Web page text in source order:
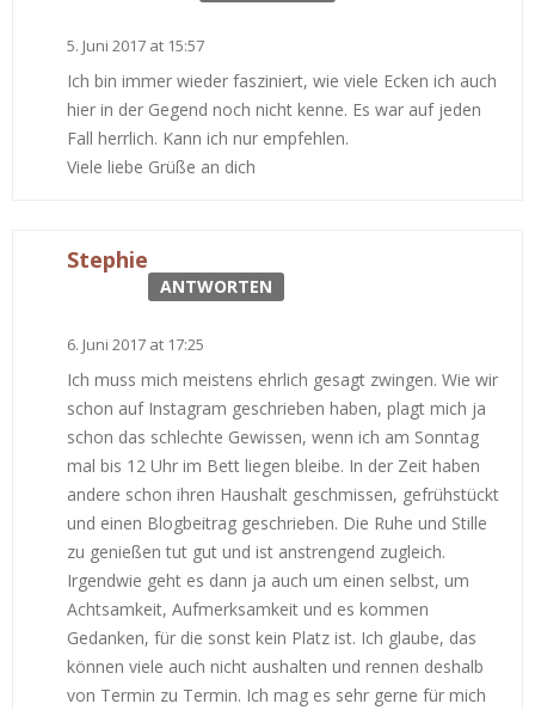
5. Juni 2017 at 15:57
Ich bin immer wieder fasziniert, wie viele Ecken ich auch
hier in der Gegend noch nicht kenne. Es war auf jeden
Fall herrlich. Kann ich nur empfehlen.
Viele liebe Grüße an dich
Stephie
ANTWORTEN
6. Juni 2017 at 17:25
Ich muss mich meistens ehrlich gesagt zwingen. Wie wir
schon auf Instagram geschrieben haben, plagt mich ja
schon das schlechte Gewissen, wenn ich am Sonntag
mal bis 12 Uhr im Bett liegen bleibe. In der Zeit haben
andere schon ihren Haushalt geschmissen, gefrühstückt
und einen Blogbeitrag geschrieben. Die Ruhe und Stille
zu genießen tut gut und ist anstrengend zugleich.
Irgendwie geht es dann ja auch um einen selbst, um
Achtsamkeit, Aufmerksamkeit und es kommen
Gedanken, für die sonst kein Platz ist. Ich glaube, das
können viele auch nicht aushalten und rennen deshalb
von Termin zu Termin. Ich mag es sehr gerne für mich